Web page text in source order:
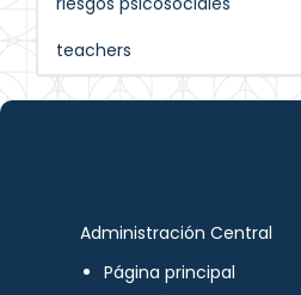
teachers
Administración Central
Página principal